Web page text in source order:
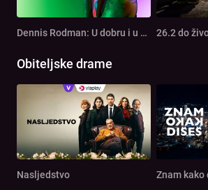
Dennis Rodman: U dobru i u zlu 26.2 do
Obiteljske drame
Nasljedstvo Znam kako